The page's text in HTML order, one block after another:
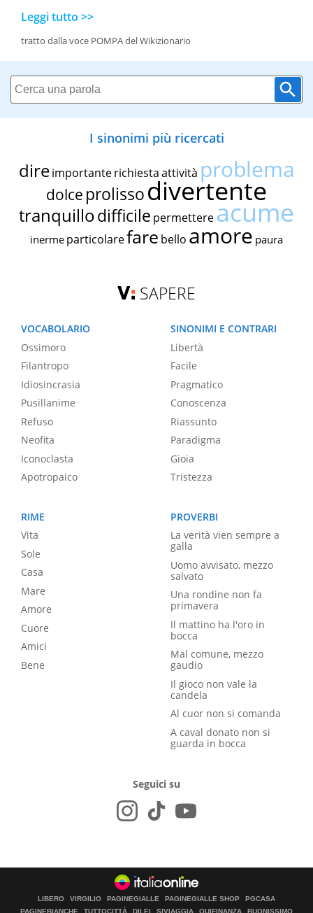
Leggi tutto >>
tratto dalla voce POMPA del Wikizionario
I sinonimi più ricercati
dire importante richiestaattività problema
dolce prolissodivertente
tranquillodifficile permettereacume
inerme particolarefare bello amore paura
SAPERE
VOCABOLARIO
Ossimoro
Filantropo
Idiosincrasia
Pusillanime
Refuso
Neofita
Iconoclasta
Apotropaico
SINONIMI E CONTRARI
Libertà
Facile
Pragmatico
Conoscenza
Riassunto
Paradigma
Gioia
Tristezza
RIME
Vita
Sole
Casa
Mare
Amore
Cuore
Amici
Bene
PROVERBI
La verità vien sempre a
galla
Uomo avvisato, mezzo
salvato
Una rondine non fa
primavera
Il mattino ha l'oro in
bocca
Mal comune, mezzo
gaudio
Il gioco non vale la
candela
Al cuor non si comanda
A caval donato non si
guarda in bocca
Seguici su
LIBERO VIRGILIO PAGINEGIALLE PAGINEGIALLE SHOP
PGCASA